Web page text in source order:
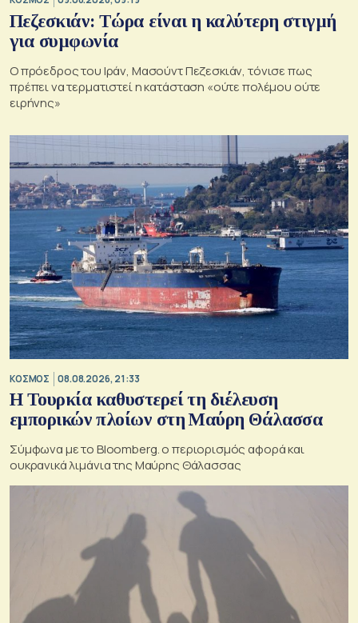
Πεζεσκιάν: Τώρα είναι η καλύτερη στιγμή
για συμφωνία
Ο πρόεδρος του Ιράν, Μασούντ Πεζεσκιάν, τόνισε πως
πρέπει να τερματιστεί η κατάσταση «ούτε πολέμου ούτε
ειρήνης»
ΚΟΣΜΟΣ 08.08.2026, 21:33
Η Τουρκία καθυστερεί τη διέλευση
εμπορικών πλοίων στη Μαύρη Θάλασσα
Σύμφωνα με το Bloomberg. ο περιορισμός αφορά και
ουκρανικά λιμάνια της Μαύρης Θάλασσας